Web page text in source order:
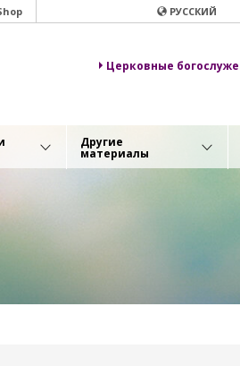
РУССКИЙ
Церковные
Другие
материалы